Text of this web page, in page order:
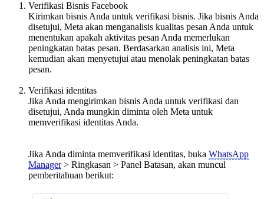
Verifikasi Bisnis Facebook
Kirimkan bisnis Anda untuk verifikasi bisnis. Jika bisnis Anda
disetujui, Meta akan menganalisis kualitas pesan Anda untuk
menentukan apakah aktivitas pesan Anda memerlukan
peningkatan batas pesan. Berdasarkan analisis ini, Meta
kemudian akan menyetujui atau menolak peningkatan batas
pesan.
Verifikasi identitas
Jika Anda mengirimkan bisnis Anda untuk verifikasi dan
disetujui, Anda mungkin diminta oleh Meta untuk
memverifikasi identitas Anda.
Jika Anda diminta memverifikasi identitas, buka WhatsApp
Manager> Ringkasan > Panel Batasan, akan muncul
pemberitahuan berikut: